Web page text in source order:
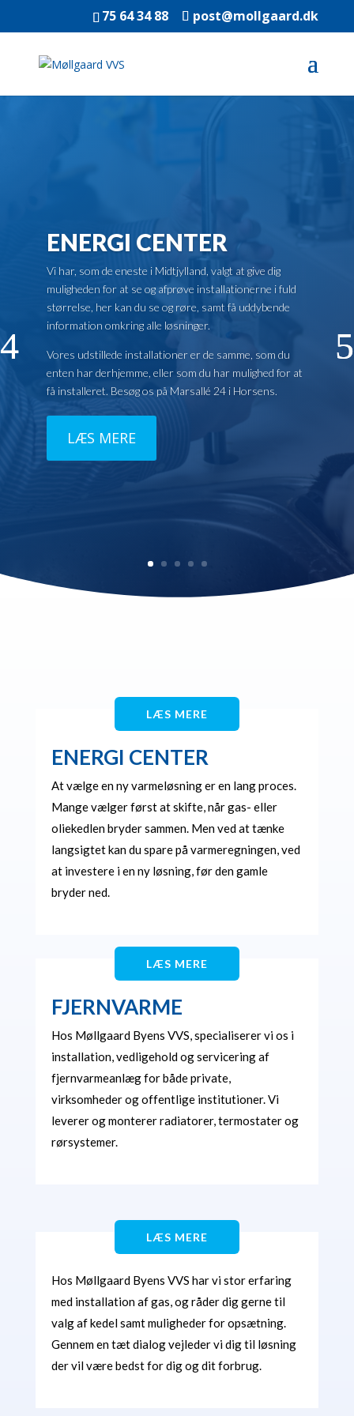
75 64 34 88 post@mollgaard.dk
ENERGI CENTER
Vi har, som de eneste i Midtjylland, valgt at give dig
muligheden for at se og afprøve installationerne i fuld
størrelse, her kan du se og røre, samt få uddybende
information omkring alle løsninger.
Vores udstillede installationer er de samme, som du
enten har derhjemme, eller som du har mulighed for at
få installeret. Besøg os på Marsallé 24 i Horsens.
LÆS MERE
LÆS MERE
ENERGI CENTER
At vælge en ny varmeløsning er en lang proces.
Mange vælger først at skifte, når gas- eller
oliekedlen bryder sammen. Men ved at tænke
langsigtet kan du spare på varmeregningen, ved
at investere i en ny løsning, før den gamle
bryder ned.
LÆS MERE
FJERNVARME
Hos Møllgaard Byens VVS, specialiserer vi os i
installation, vedligehold og servicering af
fjernvarmeanlæg for både private,
virksomheder og offentlige institutioner. Vi
leverer og monterer radiatorer, termostater og
rørsystemer.
LÆS MERE
Hos Møllgaard Byens VVS har vi stor erfaring
med installation af gas, og råder dig gerne til
valg af kedel samt muligheder for opsætning.
Gennem en tæt dialog vejleder vi dig til løsning
der vil være bedst for dig og dit forbrug.